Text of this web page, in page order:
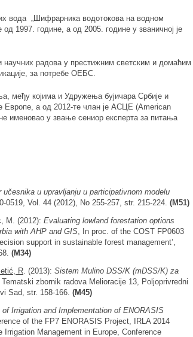
вода „Шифрарника водотокова на водном
1997. године, а од 2005. године у званичној је
научних радова у престижним светским и домаћим
за потребе ОЕБС.
међу којима и Удружења бујичара Србије и
Европе, а од 2012-те члан је АСЦЕ (American
именовао у звање сениор експерта за питања
učesnika u upravljanju u participativnom modelu
0519, Vol. 44 (2012), No 255-257, str. 215-224. (M51)
M. (2012): Evaluating lowland forestation options
with AHP and GIS, In proc. of the COST FP0603
support in sustainable forest management’,
(M34)
R. (2013): Sistem Mulino DSS/K (mDSS/K) za
Tematski zbornik radova Melioracije 13, Poljoprivredni
Sad, str. 158-166. (M45)
Irrigation and Implementation of ENORASIS
of the FP7 ENORASIS Project, IRLA 2014
Management in Europe, Conference